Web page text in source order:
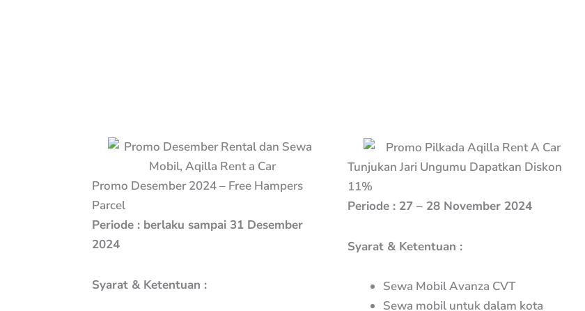
Promo Desember 2024 – Free Hampers
Parcel
Periode : berlaku sampai 31 Desember
2024
Syarat & Ketentuan :
Tunjukan Jari Ungumu Dapatkan Diskon
11%
Periode : 27 – 28 November 2024
Syarat & Ketentuan :
Sewa Mobil Avanza CVT
Sewa mobil untuk dalam kota